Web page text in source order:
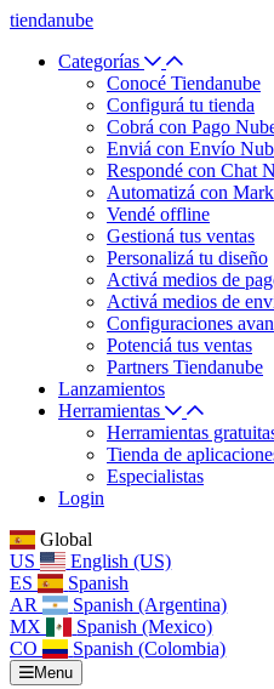
tiendanube
Categorías
Conocé Tiendanube
Configurá tu tienda
Cobrá con Pago
Enviá con Envío
Respondé con Chat
Automatizá con
Vendé offline
Gestioná tus ventas
Personalizá tu diseño
Activá medios de
Activá medios de
Configuraciones
Potenciá tus ventas
Partners Tiendanube
Lanzamientos
Herramientas
Herramientas
Tienda de
Especialistas
Login
Global
US
English (US)
ES
Spanish
AR
Spanish (Argentina)
MX
Spanish (Mexico)
CO
Spanish (Colombia)
Menu